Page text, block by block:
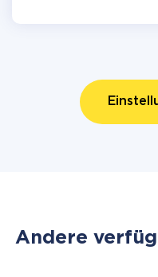
Andere